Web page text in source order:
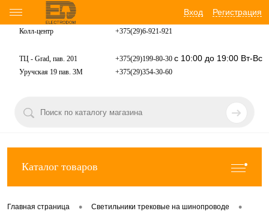
Вход Регистрация
Колл-центр +375(29)6-921-921
ТЦ - Grad, пав. 201 +375(29)199-80-30 с 10:00 до 19:00 Вт-Вс
Уручская 19 пав. 3М +375(29)354-30-60
Каталог товаров
Главная страница • Светильники трековые на шинопроводе •